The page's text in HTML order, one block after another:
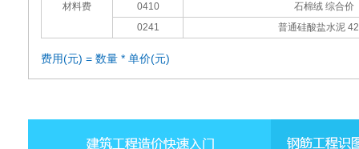
材料费
0410
石棉绒 综合价
0241
普通硅酸盐水泥
费用(元) = 数量 * 单价(元)